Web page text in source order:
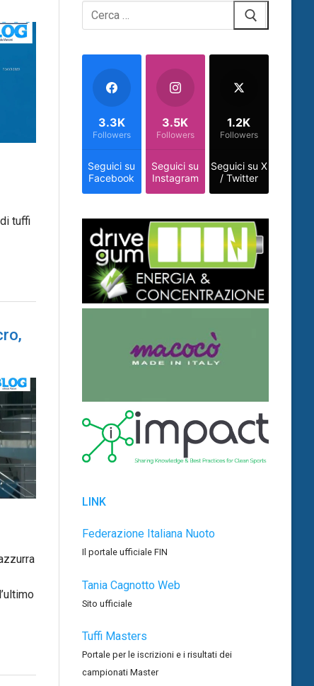
tuffi
Cerca:
Seguici su
Facebook
3.3K
Followers
Seguici su
Instagram
3.5K
Followers
Seguici su X
/ Twitter
1.2K
Followers
LINK
Federazione Italiana Nuoto
Il portale ufficiale FIN
Tania Cagnotto Web
Sito ufficiale
Tuffi Masters
Portale per le iscrizioni e i risultati dei
campionati Master